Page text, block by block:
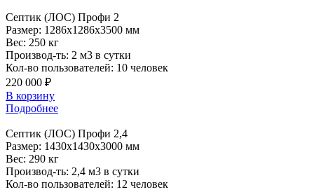
Септик (ЛОС) Профи 2
Размер: 1286x1286x3500 мм
Вес: 250 кг
Производ-ть: 2 м3 в сутки
Кол-во пользователей: 10 человек
220 000 ₽
В корзину
Подробнее
Септик (ЛОС) Профи 2,4
Размер: 1430x1430x3000 мм
Вес: 290 кг
Производ-ть: 2,4 м3 в сутки
Кол-во пользователей: 12 человек